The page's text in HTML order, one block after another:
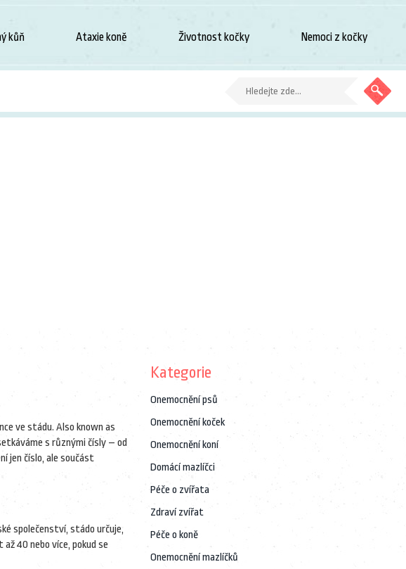
kůň Ataxie koně Životnost kočky Nemoci z kočky
ve stádu. Also known as
s různými čísly – od
jen číslo, ale součást
společenství, stádo určuje,
40 nebo více, pokud se
Kategorie
Onemocnění psů
Onemocnění koček
Onemocnění koní
Domácí mazlíčci
Péče o zvířata
Zdraví zvířat
Péče o koně
Onemocnění mazlíčků